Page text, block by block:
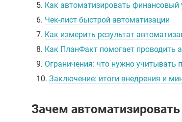
5. Как автоматизировать
6. Чек-лист быстрой автоматизации
7. Как измерить результат
8. Как ПланФакт помогает проводить
9. Ограничения: что нужно учитывать
10. Заключение: итоги внедрения и
Зачем